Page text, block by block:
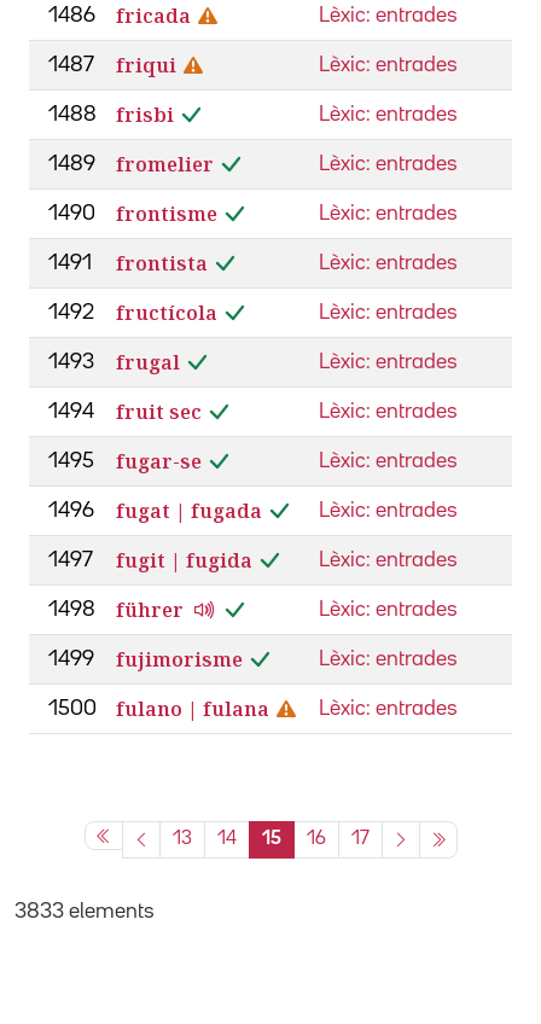
1486 fricada Lèxic: entrades
1487 friqui Lèxic: entrades
1488 frisbi Lèxic: entrades
1489 fromelier Lèxic: entrades
1490 frontisme Lèxic: entrades
1491 frontista Lèxic: entrades
1492 fructícola Lèxic: entrades
1493 frugal Lèxic: entrades
1494 fruit sec Lèxic: entrades
1495 fugar-se Lèxic: entrades
1496 fugat | fugada Lèxic: entrades
1497 fugit | fugida Lèxic: entrades
1498 führer Lèxic: entrades
1499 fujimorisme Lèxic: entrades
1500 fulano | fulana Lèxic: entrades
13 14 15 16 17
3833 elements